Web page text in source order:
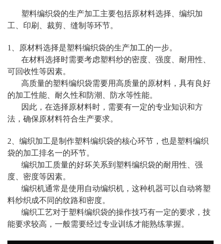
塑料编织袋的生产加工主要包括原材料选择、编织加
工、印刷、裁剪、缝制等环节。
1、原材料选择是塑料编织袋的生产加工的一步。
在材料选择时需要考虑塑料纱的密度、强度、耐用性、
可回收性等因素。
高质量的塑料编织袋需要用高质量的原材料，具有良好
的加工性能、耐久性和防潮、防水等性能。
因此，在选择原材料时，需要有一定的专业知识和方
法，确保原材料符合生产要求。
2、编织加工是制作塑料编织袋的核心环节，也是塑料编织
袋的加工排名一的环节。
编织加工质量的好坏关系到塑料编织袋的耐用性、强
度、密度等因素。
编织机通常是使用自动编织机，这种机器可以自动将塑
料纱织成不同的纹路和密度。
编织工艺对于塑料编织袋的操作技巧有一定的要求，技
能要求较高，一般需要经过专业训练才能熟练掌握。